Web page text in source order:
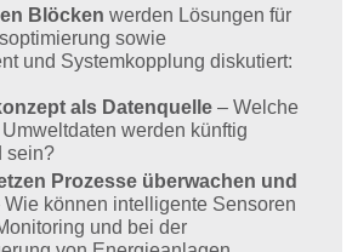
Blöcken werden Lösungen für
sowie
und Systemkopplung diskutiert:
als Datenquelle – Welche
werden künftig
sein?
Prozesse überwachen und
Wie können intelligente Sensoren
und bei der